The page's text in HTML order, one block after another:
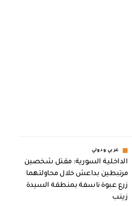
عربي ودولي
الداخلية السورية: مقتل شخصين
مرتبطين بداعش خلال محاولتهما
زرع عبوة ناسفة بمنطقة السيدة
زينب